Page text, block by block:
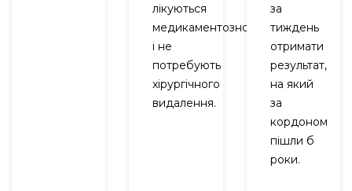
лікуються
медикаментозно
і не
потребують
хірургічного
видалення.
за
тиждень
отримати
результат,
на який
за
кордоном
пішли б
роки.